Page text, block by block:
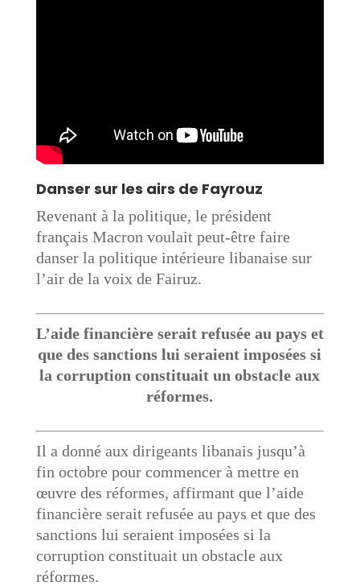
Danser sur les airs de Fayrouz
Revenant à la politique, le président
français Macron voulait peut-être faire
danser la politique intérieure libanaise sur
l’air de la voix de Fairuz.
L’aide financière serait refusée au pays et
que des sanctions lui seraient imposées si
la corruption constituait un obstacle aux
réformes.
Il a donné aux dirigeants libanais jusqu’à
fin octobre pour commencer à mettre en
œuvre des réformes, affirmant que l’aide
financière serait refusée au pays et que des
sanctions lui seraient imposées si la
corruption constituait un obstacle aux
réformes.